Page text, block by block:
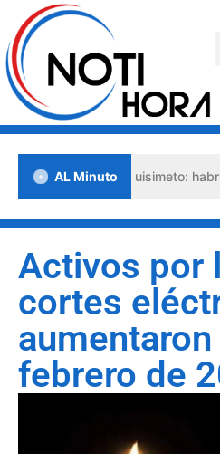
AL Minuto
en Barquisimeto: habría
Activos por
cortes
aumentaron
febrero de